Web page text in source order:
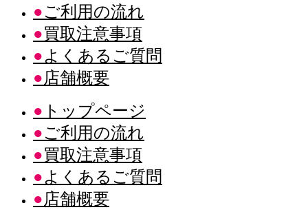
ご利用の流れ
買取注意事項
よくあるご質問
店舗概要
トップページ
ご利用の流れ
買取注意事項
よくあるご質問
店舗概要